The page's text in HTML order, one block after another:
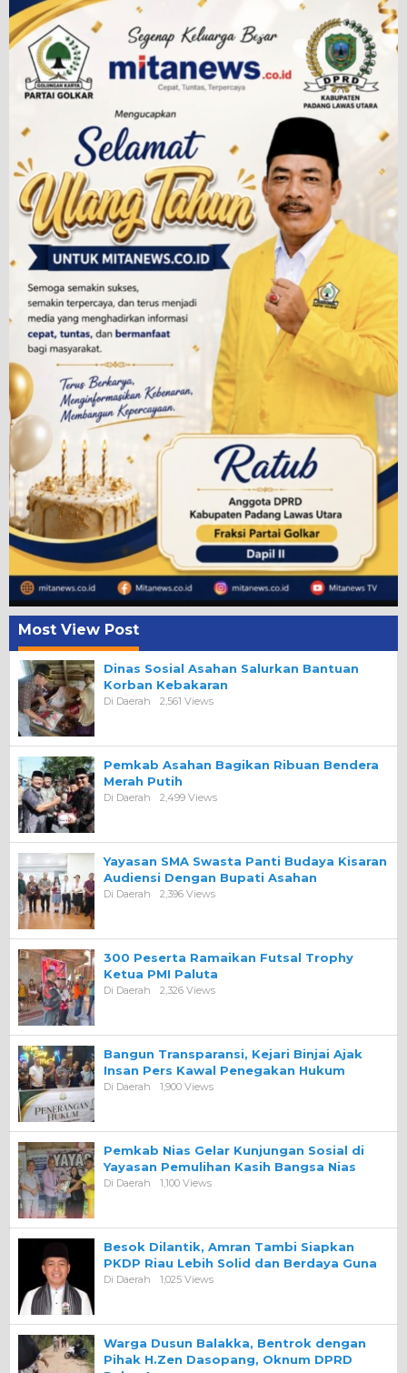
Most View Post
Dinas Sosial Asahan Salurkan Bantuan
Korban Kebakaran
Di Daerah 2,561 Views
Pemkab Asahan Bagikan Ribuan Bendera
Merah Putih
Di Daerah 2,499 Views
Yayasan SMA Swasta Panti Budaya Kisaran
Audiensi Dengan Bupati Asahan
Di Daerah 2,396 Views
300 Peserta Ramaikan Futsal Trophy
Ketua PMI Paluta
Di Daerah 2,326 Views
Bangun Transparansi, Kejari Binjai Ajak
Insan Pers Kawal Penegakan Hukum
Di Daerah 1,900 Views
Pemkab Nias Gelar Kunjungan Sosial di
Yayasan Pemulihan Kasih Bangsa Nias
Di Daerah 1,100 Views
Besok Dilantik, Amran Tambi Siapkan
PKDP Riau Lebih Solid dan Berdaya Guna
Di Daerah 1,025 Views
Warga Dusun Balakka, Bentrok dengan
Pihak H.Zen Dasopang, Oknum DPRD